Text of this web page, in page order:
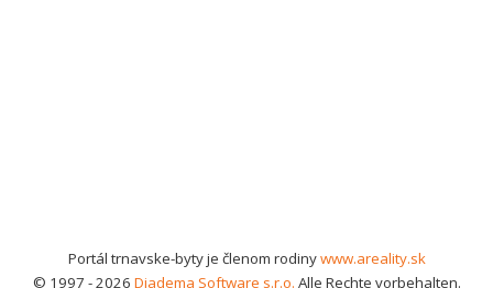
Portál trnavske-byty je členom rodinywww.areality.sk
© 1997 - 2026 Diadema Software s.r.o. Alle Rechte vorbehalten.